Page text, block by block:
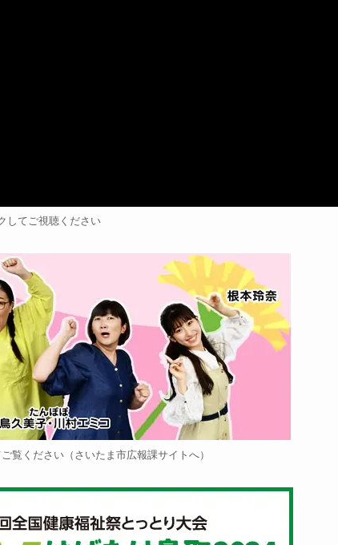
してご視聴ください
覧ください（さいたま市広報課サイトへ）